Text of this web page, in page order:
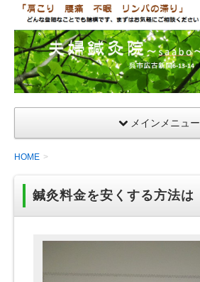
夫
婦
鍼
灸
院
メインメニュー
HOME
鍼灸料金を安くする方法は